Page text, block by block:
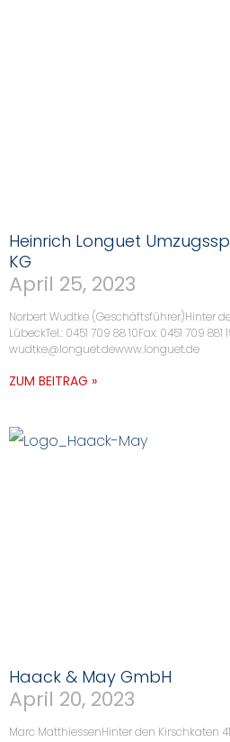
Heinrich Longuet
KG
April 25, 2023
Norbert Wudtke (Geschäftsführer)Hinter
LübeckTel.: 0451 709 88 10Fax: 0451 709 881
wudtke@longuet.dewww.longuet.de
ZUM BEITRAG »
Haack & May GmbH
April 20, 2023
Marc MatthiessenHinter den Kirschkaten 41